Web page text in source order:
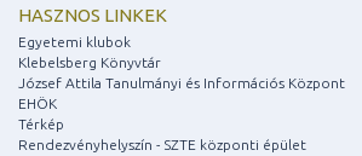
HASZNOS LINKEK
Egyetemi klubok
Klebelsberg Könyvtár
József Attila Tanulmányi és Információs Központ
EHÖK
Térkép
Rendezvényhelyszín - SZTE központi épület